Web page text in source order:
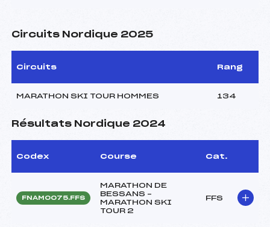
Circuits Nordique 2025
Circuits Rang
MARATHON SKI TOUR HOMMES 134
Résultats Nordique 2024
Codex Course Cat.
FNAM0075.FFS
MARATHON DE
BESSANS –
MARATHON SKI
TOUR 2
FFS